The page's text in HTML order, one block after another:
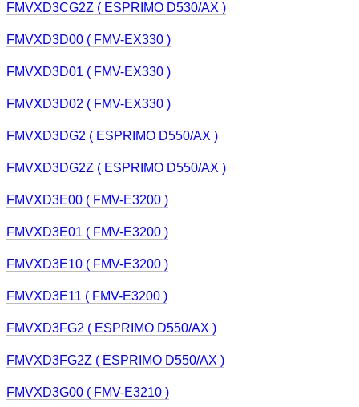
FMVXD3CG2Z ( ESPRIMO D530/AX )
FMVXD3D00 ( FMV-EX330 )
FMVXD3D01 ( FMV-EX330 )
FMVXD3D02 ( FMV-EX330 )
FMVXD3DG2 ( ESPRIMO D550/AX )
FMVXD3DG2Z ( ESPRIMO D550/AX )
FMVXD3E00 ( FMV-E3200 )
FMVXD3E01 ( FMV-E3200 )
FMVXD3E10 ( FMV-E3200 )
FMVXD3E11 ( FMV-E3200 )
FMVXD3FG2 ( ESPRIMO D550/AX )
FMVXD3FG2Z ( ESPRIMO D550/AX )
FMVXD3G00 ( FMV-E3210 )